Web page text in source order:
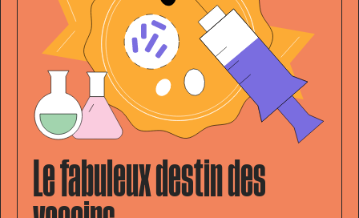
Le fabuleux destin des